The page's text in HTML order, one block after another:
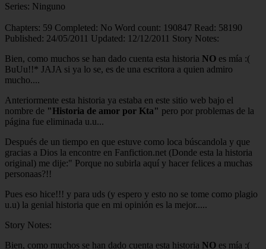
Series: Ninguno
Chapters: 59 Completed: No Word count: 190847 Read: 58190
Published: 24/05/2011 Updated: 12/12/2011 Story Notes:
Bien, como muchos se han dado cuenta esta historia NO es mía :(
BuUu!!* JAJA si ya lo se, es de una escritora a quien admiro
mucho....
Anteriormente esta historia ya estaba en este sitio web bajo el
nombre de "Historia de amor por Kta" pero por problemas de la
página fue eliminada u.u...
Después de un tiempo en que estuve como loca búscandola y que
gracias a Dios la encontre en Fanfiction.net (Donde esta la historia
original) me dije:" Porque no subirla aquí y hacer felices a muchas
personaas?!!
Pues eso hice!!! y para uds (y espero y esto no se tome como plagio
u.u) la genial historia que en mi opinión es la mejor.....
Story Notes:
Bien, como muchos se han dado cuenta esta historia NO es mía :(